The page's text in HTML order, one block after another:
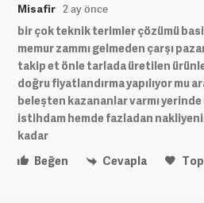
Misafir 2 ay önce
bir çok teknik terimler çözümü
memur zammı gelmeden çarşı
takip et önle tarlada üretilen
doğru fiyatlandırma yapılıyor mu
beleşten kazananlar varmı
istihdam hemde fazladan
kadar
Beğen
Cevapla